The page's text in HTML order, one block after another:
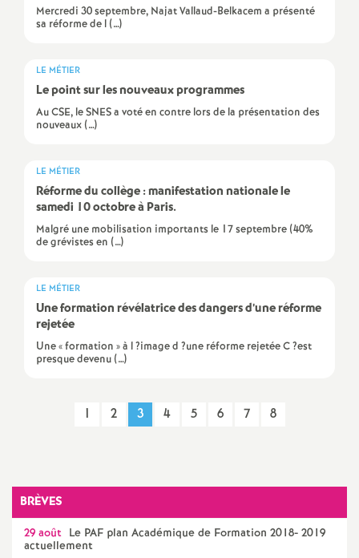
d
g
é
O
l
é
a
s
T
Mercredi 30 septembre, Najat Vallaud-Belkacem a présenté
sa réforme de l (…)
LE MÉTIER
Le point sur les nouveaux programmes
Au CSE, le SNES a voté en contre lors de la présentation des
nouveaux (…)
LE MÉTIER
Réforme du collège : manifestation nationale le
samedi 10 octobre à Paris.
Malgré une mobilisation importants le 17 septembre (40%
de grévistes en (…)
LE MÉTIER
Une formation révélatrice des dangers d’une réforme
rejetée
Une « formation » à l ?image d ?une réforme rejetée C ?est
presque devenu (…)
1 2 3 4 5 6 7 8
BRÈVES
29 août Le PAF plan Académique de Formation 2018- 2019
actuellement